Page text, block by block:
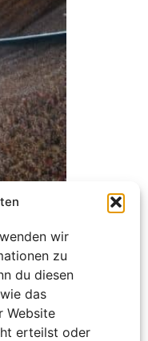
wir
zu
du diesen
das
Website
erteilst oder